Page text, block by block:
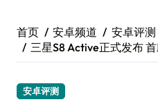
首页 安卓频道 安卓评测
三星S8 Active正式发布
安卓评测